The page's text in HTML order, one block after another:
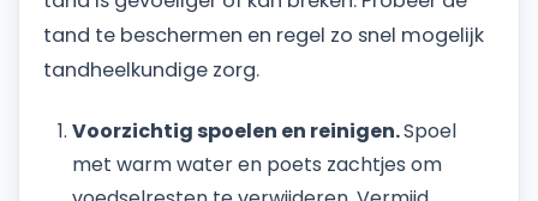
tand te beschermen en regel zo snel mogelijk
tandheelkundige zorg.
Voorzichtig spoelen en reinigen.Spoel
met warm water en poets zachtjes om